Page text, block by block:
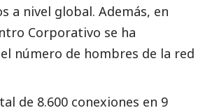
a nivel global. Además, en
Corporativo se ha
número de hombres de la red
de 8.600 conexiones en 9